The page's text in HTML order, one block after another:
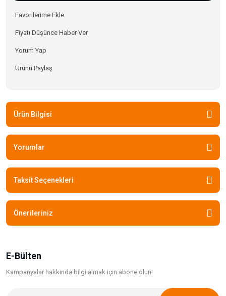
Fiyatı Düşünce Haber Ver
Yorum Yap
Ürünü Paylaş
Ürün Bilgisi
Yorumlar
Taksit Seçenekleri
Önerileriniz
E-Bülten
Kampanyalar hakkında bilgi almak için abone olun!